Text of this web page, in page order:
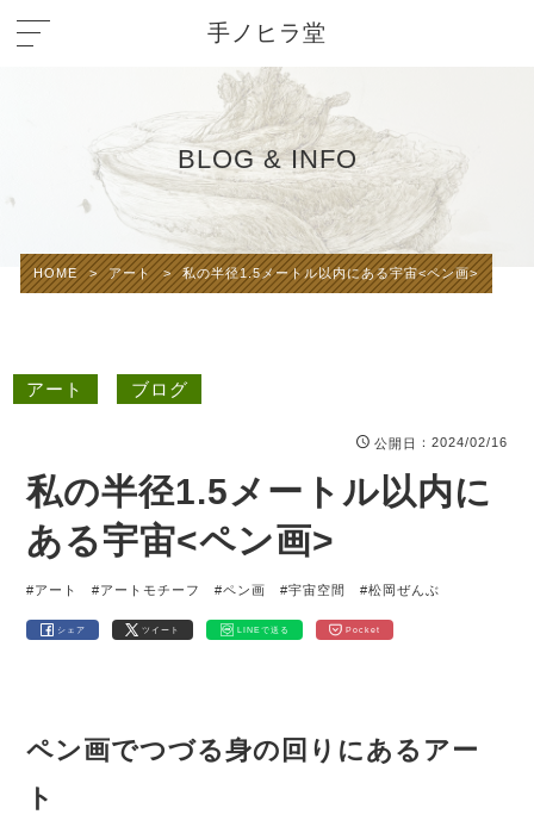
手ノヒラ堂
BLOG & INFO
HOME > アート > 私の半径1.5メートル以内にある宇宙<ペン画>
アート ブログ
公開日 ：2024/02/16
私の半径1.5メートル以内に
ある宇宙<ペン画>
#アート #アートモチーフ #ペン画 #宇宙空間 #松岡ぜんぶ
シェア ツイート LINEで送る Pocket
ペン画でつづる身の回りにあるアー
ト